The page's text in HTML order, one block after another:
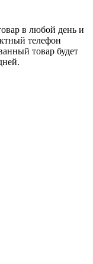
в любой день и
телефон
товар будет